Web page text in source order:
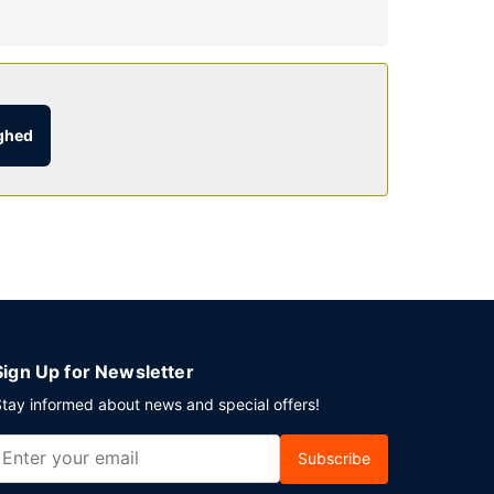
06.00 til kl. 09.00 og fra kl. 06.00 til kl. 10.00
Up for Newsletter
informed about news and special offers!
Subscribe